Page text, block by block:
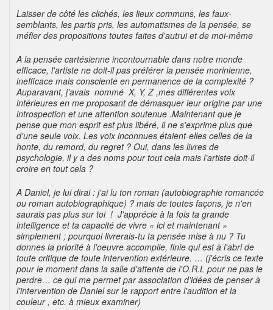
Laisser de côté les clichés, les lieux communs, les faux-
semblants, les partis pris, les automatismes de la pensée, se
méfier des propositions toutes faites d'autrui et de moi-même
A la pensée cartésienne incontournable dans notre monde
efficace, l'artiste ne doit-il pas préférer la pensée morinienne,
inefficace mais consciente en permanence de la complexité ?
Auparavant, j’avais nommé X, Y, Z ,mes différentes voix
intérieures en me proposant de démasquer leur origine par une
introspection et une attention soutenue .Maintenant que je
pense que mon esprit est plus libéré, il ne s'exprime plus que
d'une seule voix. Les voix inconnues étaient-elles celles de la
honte, du remord, du regret ? Oui, dans les livres de
psychologie, il y a des noms pour tout cela mais l’artiste doit-il
croire en tout cela ?
A Daniel, je lui dirai : j'ai lu ton roman (autobiographie romancée
ou roman autobiographique) ? mais de toutes façons, je n'en
saurais pas plus sur toi ! J'apprécie à la fois ta grande
intelligence et ta capacité de vivre « ici et maintenant »
simplement ; pourquoi livrerais-tu ta pensée mise à nu ? Tu
donnes la priorité à l'oeuvre accomplie, finie qui est à l'abri de
toute critique de toute intervention extérieure. … (j'écris ce texte
pour le moment dans la salle d'attente de l'O.R.L pour ne pas le
perdre… ce qui me permet par association d’idées de penser à
l'intervention de Daniel sur le rapport entre l'audition et la
couleur , etc. à mieux examiner)